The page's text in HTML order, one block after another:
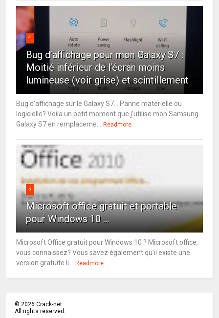
4
Bug d’affichage pour mon Galaxy S7 :
Moitié inférieur de l’écran moins
lumineuse (voir grise) et scintillement
Bug d’affichage sur le Galaxy S7… Panne matérielle ou
logicielle? Voila un petit moment que j’utilise mon Samsung
Galaxy S7 en remplaceme...
Readmore
5
Microsoft office gratuit et portable
pour Windows 10 ...
Microsoft Office gratuit pour Windows 10 ? Microsoft office,
vous connaissez? Vous savez également qu’il existe une
version gratuite li...
Readmore
©2026 Crack-net
All rights reserved.